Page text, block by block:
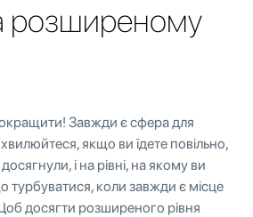
розширеному
Завжди є сфера для
якщо ви їдете повільно,
і на рівні, на якому ви
турбуватися, коли завжди є місце
досягти розширеного рівня